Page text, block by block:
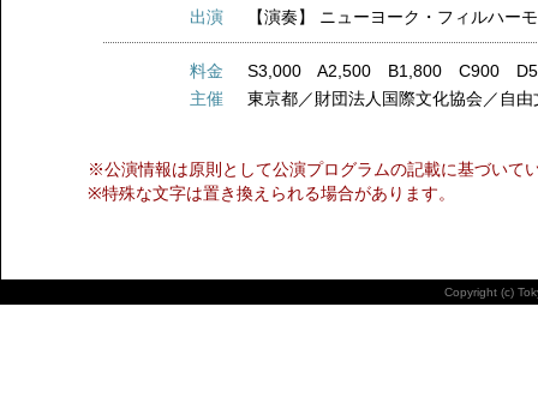
出演
【演奏】 ニューヨーク・フィルハー
料金
S3,000 A2,500 B1,800 C900
主催
東京都／財団法人国際文化協会／自由
※公演情報は原則として公演プログラムの記載に基づいて
※特殊な文字は置き換えられる場合があります。
Copyright (c)